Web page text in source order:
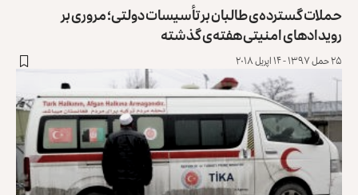
حملات گسترده‌ی طالبان بر تأسیسات دولتی؛ مروری بر
رویدادهای امنیتی هفته‌ی گذشته
۲۵ حمل ۱۳۹۷ - ۱۴ اپریل ۲۰۱۸